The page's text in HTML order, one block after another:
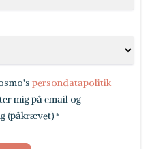
persondatapolitik
mig på email og
(påkrævet) *